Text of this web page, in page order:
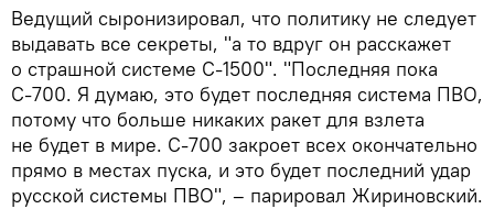
Ведущий сыронизировал, что политику не следует
выдавать все секреты, "а то вдруг он расскажет
о страшной системе С-1500". "Последняя пока
С-700. Я думаю, это будет последняя система ПВО,
потому что больше никаких ракет для взлета
не будет в мире. С-700 закроет всех окончательно
прямо в местах пуска, и это будет последний удар
русской системы ПВО", – парировал Жириновский.